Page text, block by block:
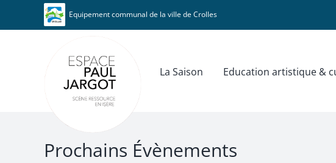
Equipement communal de la ville de Crolles
La Saison Education artistique &
Prochains Évènements
Panneau de gestion des cookies